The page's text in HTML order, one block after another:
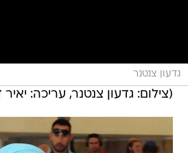
גדעון צנטנר
(צילום: גדעון צנטנר, עריכה: יאיר